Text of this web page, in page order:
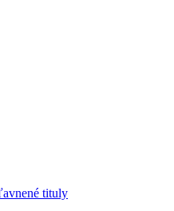
tituly